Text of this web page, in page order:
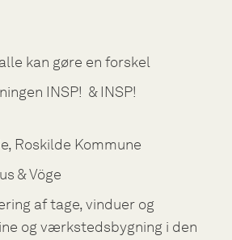
kan gøre en forskel
INSP! & INSP!
Roskilde Kommune
& Vöge
af tage, vinduer og
og værkstedsbygning i den